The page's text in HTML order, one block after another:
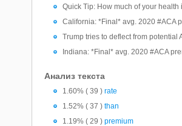
Quick Tip: How much of your
California: *Final* avg. 2020 #ACA
Trump tries to deflect from potential
Indiana: *Final* avg. 2020 #ACA
Анализ текста
1.60% ( 39 ) rate
1.52% ( 37 ) than
1.19% ( 29 ) premium